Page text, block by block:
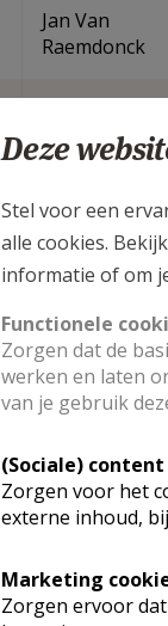
Jan Van
Raemdonck
Meulen
Tina
Katrien
Kim
Annie Haerick
Deze
Stel voor een
alle cookies.
informatie of om
Functionele
Zorgen dat de
werken en laten
van je gebruik
(Sociale)
Zorgen voor het
externe inhoud,
Marketing
Zorgen ervoor